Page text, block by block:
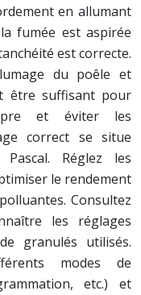
en allumant
fumée est aspirée
est correcte.
du poêle et
être suffisant pour
et éviter les
correct se situe
Réglez les
le rendement
Consultez
les réglages
granulés utilisés.
modes de
etc.) et